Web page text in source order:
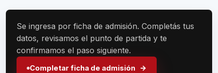
Se ingresa por ficha de admisión. Completás tus
datos, revisamos el punto de partida y te
confirmamos el paso siguiente.
Completar ficha de admisión